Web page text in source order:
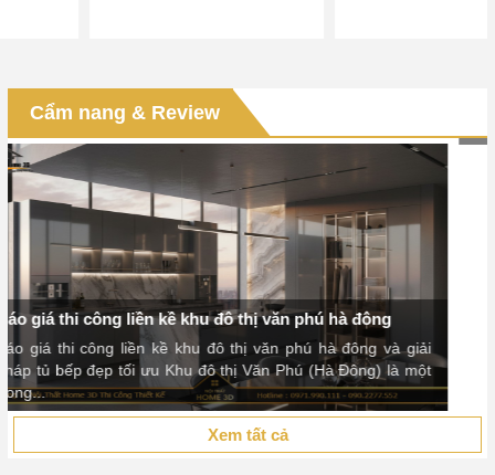
Cẩm nang & Review
Bảng vật liệu, giải pháp kỹ thuật và báo giá tối ưu [Tóm tắt
phản hồi nhanh từ...
Xem tất cả